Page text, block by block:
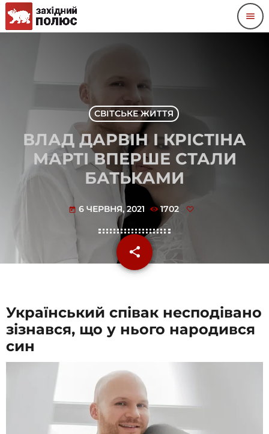
menu
СВІТСЬКЕ ЖИТТЯ
ВЛАД ДАРВІН І КРІСТІНА
МАРТІ ВПЕРШЕ СТАЛИ
БАТЬКАМИ
today 6 ЧЕРВНЯ, 2021 1702
share
email
Український співак несподівано
зізнався, що у нього народився
син